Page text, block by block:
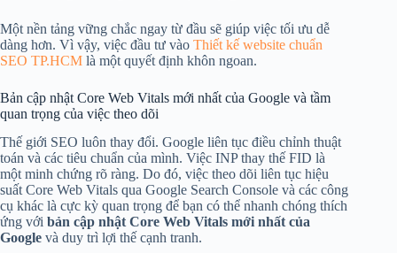
Một nền tảng vững chắc ngay từ đầu sẽ giúp việc tối ưu dễ
dàng hơn. Vì vậy, việc đầu tư vào Thiết kế website chuẩn
SEO TP.HCM là một quyết định khôn ngoan.
Bản cập nhật Core Web Vitals mới nhất của Google và tầm
quan trọng của việc theo dõi
Thế giới SEO luôn thay đổi. Google liên tục điều chỉnh thuật
toán và các tiêu chuẩn của mình. Việc INP thay thế FID là
một minh chứng rõ ràng. Do đó, việc theo dõi liên tục hiệu
suất Core Web Vitals qua Google Search Console và các công
cụ khác là cực kỳ quan trọng để bạn có thể nhanh chóng thích
ứng với bản cập nhật Core Web Vitals mới nhất của
Google và duy trì lợi thế cạnh tranh.